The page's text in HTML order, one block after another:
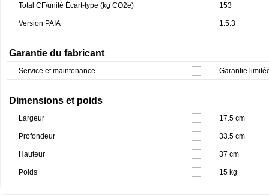
Total CF/unité Écart-type (kg CO2e) 153
Version PAIA 1.5.3
Garantie du fabricant
Service et maintenance Garantie
Dimensions et poids
Largeur 17.5 cm
Profondeur 33.5 cm
Hauteur 37 cm
Poids 15 kg